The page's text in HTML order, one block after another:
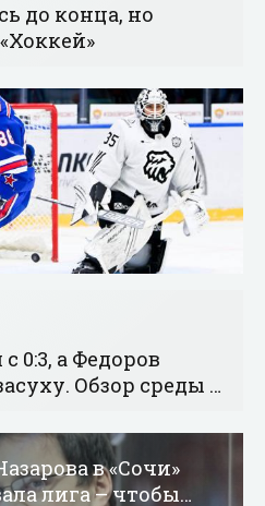
до конца, но
0:3, а Федоров
Обзор среды в
в «Сочи»
лига – чтобы